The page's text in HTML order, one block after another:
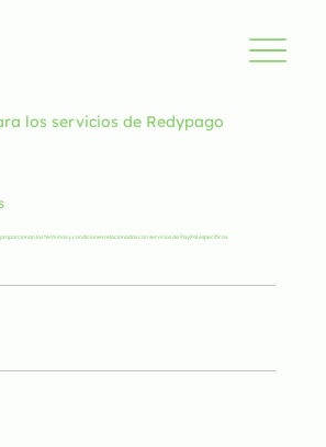
los términos y condiciones relacionados con servicios de PayPal específicos.
los servicios de Redypago